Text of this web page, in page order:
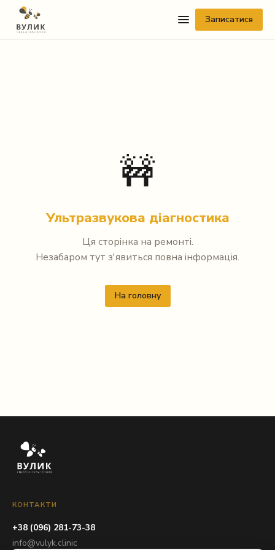
Записатися
🚧
Ультразвукова діагностика
Ця сторінка на ремонті.
Незабаром тут з'явиться повна інформація.
На головну
КОНТАКТИ
+38 (096) 281-73-38
info@vulyk.clinic
Facebook Messenger